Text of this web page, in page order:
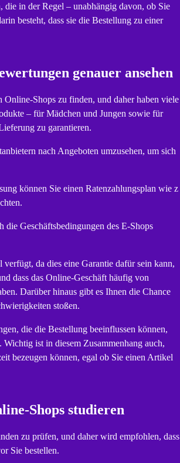
die in der Regel – unabhängig davon, ob Sie
besteht, dass sie die Bestellung zu einer
genauer ansehen
Shops zu finden, und daher haben viele
– für Mädchen und Jungen sowie für
zu garantieren.
nach Angeboten umzusehen, um sich
können Sie einen Ratenzahlungsplan wie z
Geschäftsbedingungen des E-Shops
da dies eine Garantie dafür sein kann,
dass das Online-Geschäft häufig von
Darüber hinaus gibt es Ihnen die Chance
stoßen.
die die Bestellung beeinflussen können,
ist in diesem Zusammenhang auch,
bezeugen können, egal ob Sie einen Artikel
Shops studieren
zu prüfen, und daher wird empfohlen, dass
Sie bestellen.